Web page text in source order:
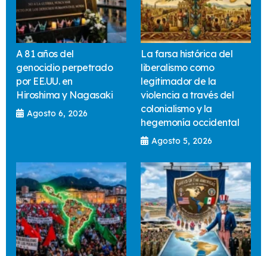
A 81 años del
genocidio perpetrado
por EE.UU. en
Hiroshima y Nagasaki
Agosto 6, 2026
La farsa histórica del
liberalismo como
legitimador de la
violencia a través del
colonialismo y la
hegemonía occidental
Agosto 5, 2026